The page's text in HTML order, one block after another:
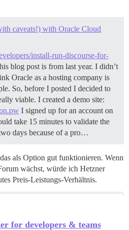
caveats!) with Oracle Cloud
install-run-discourse-for-
blog post is from last year. I didn’t
Oracle as a hosting company is
So, before I posted I decided to
viable. I created a demo site:
I signed up for an account on
take 15 minutes to validate the
days because of a pro…
als Option gut funktionieren. Wenn
wächst, würde ich Hetzner
Preis-Leistungs-Verhältnis.
for developers & teams